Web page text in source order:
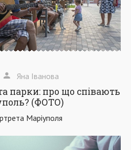
Яна Іванова
парки: про що співають
(ФОТО)
Маріуполя